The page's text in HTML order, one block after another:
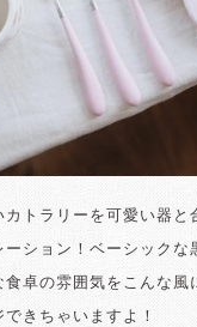
トラリーを可愛い器と
ーション！ベーシックな
食卓の雰囲気をこんな風
きちゃいますよ！